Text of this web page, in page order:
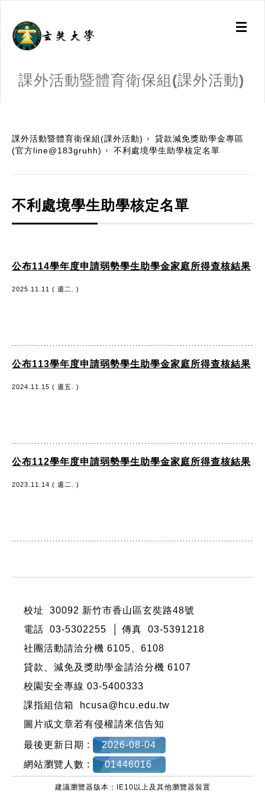
Toggle
課外活動暨體育衛保組(課外活動)
課外活動暨體育衛保組(課外活動)
貸款減免獎助學金專區
(官方line@183gruhh)
不利處境學生助學核定名單
不利處境學生助學核定名單
公布114學年度申請弱勢學生助學金家庭所得查核結果
2025.11.11 ( 週二. )
公布113學年度申請弱勢學生助學金家庭所得查核結果
2024.11.15 ( 週五. )
公布112學年度申請弱勢學生助學金家庭所得查核結果
2023.11.14 ( 週二. )
校址 30092 新竹市香山區玄奘路48號
電話 03-5302255 │ 傳真 03-5391218
社團活動請洽分機 6105
6108
貸款、減免及獎助學金請洽分機 6107
校園安全專線 03-5400333
課指組信箱 hcusa@hcu.edu.tw
圖片或文章若有侵權請來信告知
最後更新日期 :
2026-08-04
網站瀏覽人數 :
01446016
建議瀏覽器版本：IE10以上及其他瀏覽器裝置